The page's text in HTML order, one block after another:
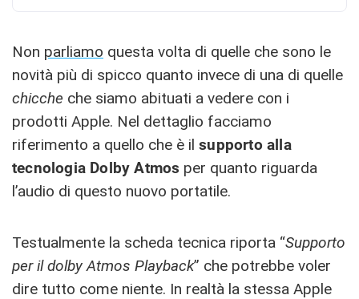
Non parliamo questa volta di quelle che sono le
novità più di spicco quanto invece di una di quelle
chicche che siamo abituati a vedere con i
prodotti Apple. Nel dettaglio facciamo
riferimento a quello che è il supporto alla
tecnologia Dolby Atmos per quanto riguarda
l’audio di questo nuovo portatile.
Testualmente la scheda tecnica riporta “Supporto
per il dolby Atmos Playback” che potrebbe voler
dire tutto come niente. In realtà la stessa Apple